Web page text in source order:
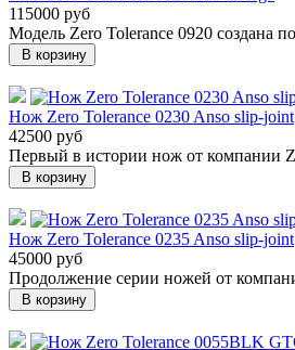
115000 руб
Модель Zero Tolerance 0920 создана
В корзину
Нож Zero Tolerance 0230 Anso slip-joint
42500 руб
Первый в истории нож от компании
В корзину
Нож Zero Tolerance 0235 Anso slip-joint
45000 руб
Продолжение серии ножей от
В корзину